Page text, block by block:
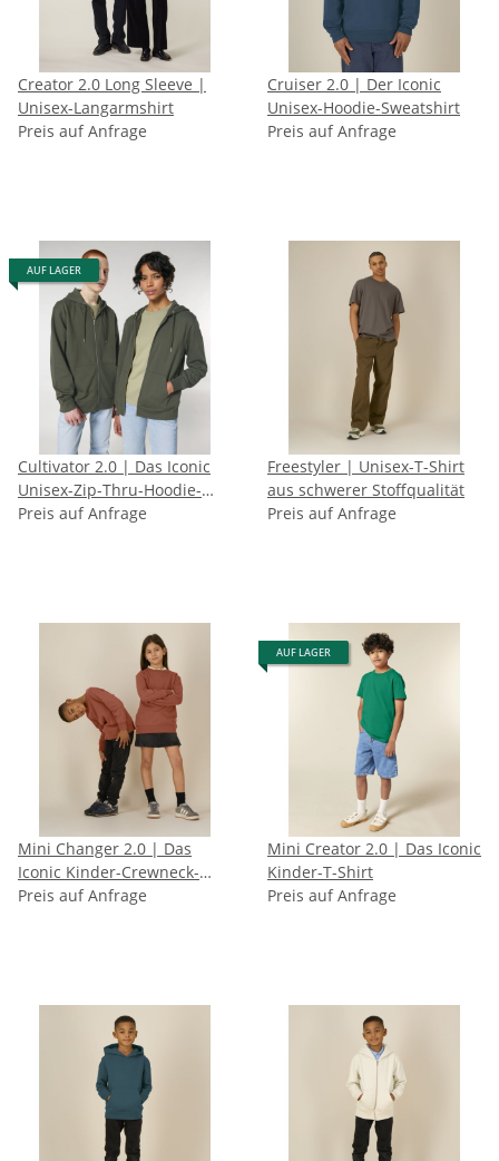
Creator 2.0 Long Sleeve |
Unisex-Langarmshirt
Preis auf Anfrage
Cruiser 2.0 | Der Iconic
Unisex-Hoodie-Sweatshirt
Preis auf Anfrage
AUF LAGER
Cultivator 2.0 | Das Iconic
Unisex-Zip-Thru-Hoodie-
Sweatshirt
Preis auf Anfrage
Freestyler | Unisex-T-Shirt
aus schwerer Stoffqualität
Preis auf Anfrage
Mini Changer 2.0 | Das
Iconic Kinder-Crewneck-
Sweatshirt
Preis auf Anfrage
AUF LAGER
Mini Creator 2.0 | Das Iconic
Kinder-T-Shirt
Preis auf Anfrage